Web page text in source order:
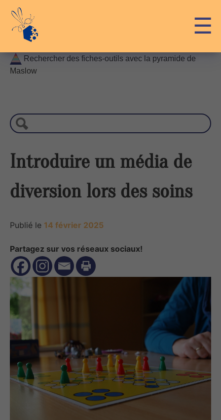
content
☰
Rechercher des fiches-outils avec la pyramide de
Maslow
c
h
r
c
e
Introduire un média de
diversion lors des soins
Publié le 14 février 2025
Partagez sur vos réseaux sociaux!